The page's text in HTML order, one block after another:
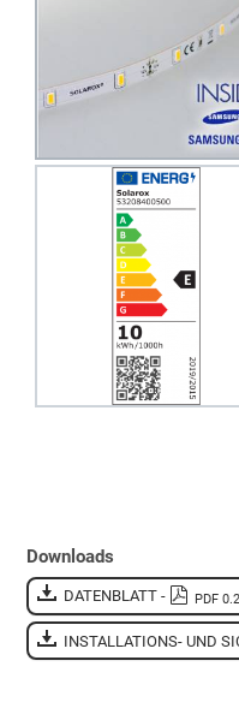
Downloads
DATENBLATT - PDF
INSTALLATIONS- UND